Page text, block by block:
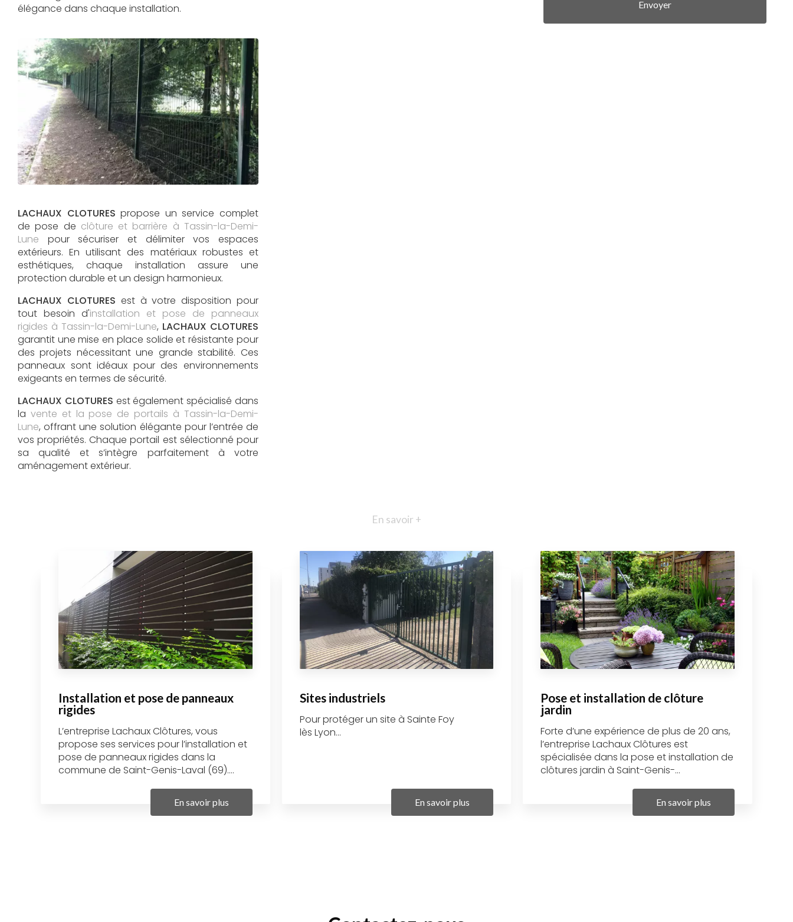
élégance dans chaque installation.
LACHAUX CLOTURES propose un service complet
de pose de clôture et barrière à Tassin-la-Demi-
Lune pour sécuriser et délimiter vos espaces
extérieurs. En utilisant des matériaux robustes et
esthétiques, chaque installation assure une
protection durable et un design harmonieux.
LACHAUX CLOTURES est à votre disposition pour
tout besoin d'installation et pose de panneaux
rigides à Tassin-la-Demi-Lune, LACHAUX CLOTURES
garantit une mise en place solide et résistante pour
des projets nécessitant une grande stabilité. Ces
panneaux sont idéaux pour des environnements
exigeants en termes de sécurité.
LACHAUX CLOTURES est également spécialisé dans
la vente et la pose de portails à Tassin-la-Demi-
Lune, offrant une solution élégante pour l’entrée de
vos propriétés. Chaque portail est sélectionné pour
sa qualité et s’intègre parfaitement à votre
aménagement extérieur.
En savoir +
Installation et pose de panneaux
rigides
L’entreprise Lachaux Clôtures, vous
propose ses services pour l’installation et
pose de panneaux rigides dans la
commune de Saint-Genis-Laval (69)....
En savoir plus
Sites industriels
Pour protéger un site à Sainte Foy
lès Lyon...
En savoir plus
Pose et installation de clôture
jardin
Forte d’une expérience de plus de 20 ans,
l’entreprise Lachaux Clôtures est
spécialisée dans la pose et installation de
clôtures jardin à Saint-Genis-...
En savoir plus